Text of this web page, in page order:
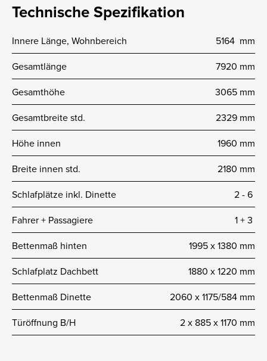
Technische Spezifikation
Innere Länge, Wohnbereich
5164 mm
Gesamtlänge
7920 mm
Gesamthöhe
3065 mm
Gesamtbreite std.
2329 mm
Höhe innen
1960 mm
Breite innen std.
2180 mm
Schlafplätze inkl. Dinette
2 ­- 6
Fahrer + Passagiere
1 + 3
Bettenmaß hinten
1995 x 1380 mm
Schlafplatz Dachbett
1880 x 1220 mm
Bettenmaß Dinette
2060 x 1175/584 mm
Türöffnung B/H
2 x 885 x 1170 mm